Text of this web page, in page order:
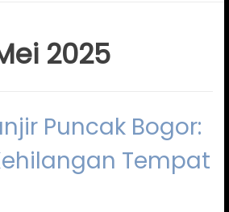
2025
Puncak Bogor:
Tempat